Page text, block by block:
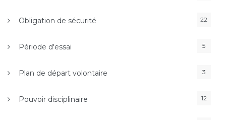
Obligation de sécurité 22
Période d'essai 5
Plan de départ volontaire 3
Pouvoir disciplinaire 12